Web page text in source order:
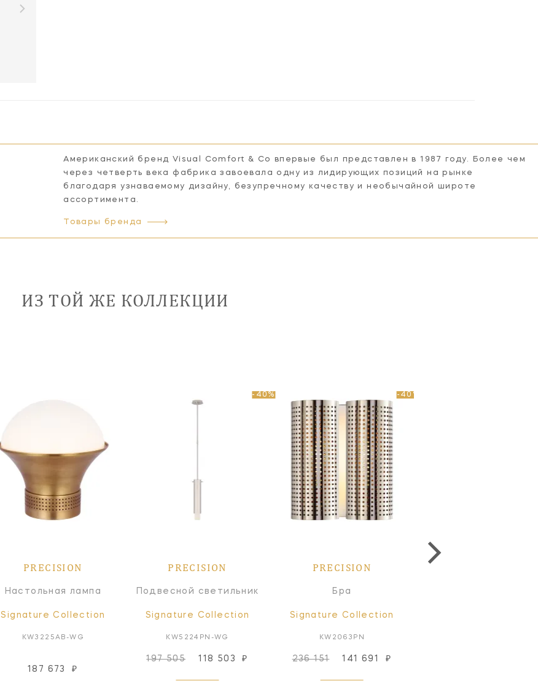
Американский бренд Visual Comfort & Co впервые был представлен в 1987 году. Более чем
через четверть века фабрика завоевала одну из лидирующих позиций на рынке
благодаря узнаваемому дизайну, безупречному качеству и необычайной широте
ассортимента.
Товары бренда
ИЗ ТОЙ ЖЕ КОЛЛЕКЦИИ
PRECISION
Настольная лампа
Signature Collection
KW3225AB-WG
187 673 ₽
-40%
PRECISION
Подвесной светильник
Signature Collection
KW5224PN-WG
197 505 118 503 ₽
-40%
PRECISION
Бра
Signature Collection
KW2063PN
236 151 141 691 ₽